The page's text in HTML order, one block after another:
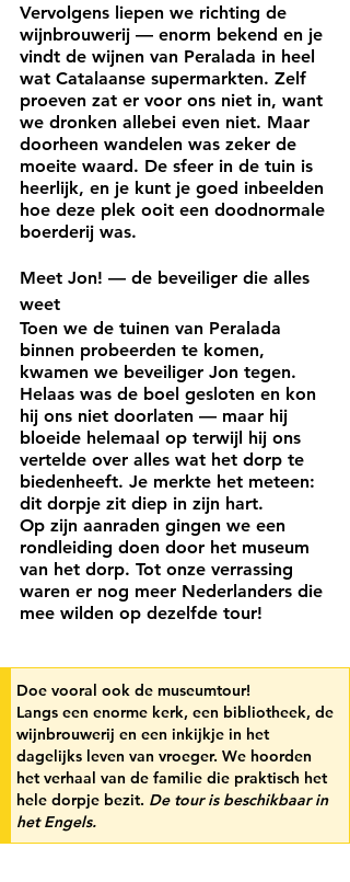
Vervolgens liepen we richting de
wijnbrouwerij — enorm bekend en je
vindt de wijnen van Peralada in heel
wat Catalaanse supermarkten. Zelf
proeven zat er voor ons niet in, want
we dronken allebei even niet. Maar
doorheen wandelen was zeker de
moeite waard. De sfeer in de tuin is
heerlijk, en je kunt je goed inbeelden
hoe deze plek ooit een doodnormale
boerderij was.
Meet Jon! — de beveiliger die alles
weet
Toen we de tuinen van Peralada
binnen probeerden te komen,
kwamen we beveiliger Jon tegen.
Helaas was de boel gesloten en kon
hij ons niet doorlaten — maar hij
bloeide helemaal op terwijl hij ons
vertelde over alles wat het dorp te
biedenheeft. Je merkte het meteen:
dit dorpje zit diep in zijn hart.
Op zijn aanraden gingen we een
rondleiding doen door het museum
van het dorp. Tot onze verrassing
waren er nog meer Nederlanders die
mee wilden op dezelfde tour!
Doe vooral ook de museumtour!
Langs een enorme kerk, een bibliotheek, de
wijnbrouwerij en een inkijkje in het
dagelijks leven van vroeger. We hoorden
het verhaal van de familie die praktisch het
hele dorpje bezit. De tour is beschikbaar in
het Engels.